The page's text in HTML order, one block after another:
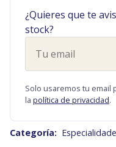
¿Quieres que te
stock?
email
Solo usaremos tu email
la política de privacidad.
Categoría: